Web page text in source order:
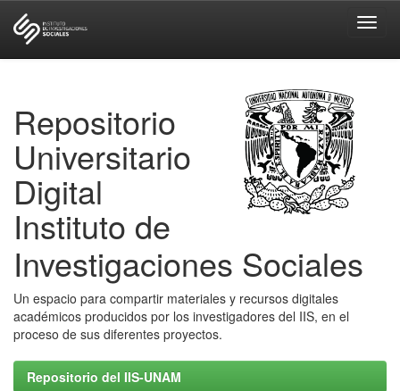
Repositorio
Universitario
Digital
Instituto de
Investigaciones Sociales
Un espacio para compartir materiales y recursos digitales
académicos producidos por los investigadores del IIS, en el
proceso de sus diferentes proyectos.
Repositorio del IIS-UNAM